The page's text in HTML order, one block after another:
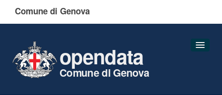
Comune di Genova
opendata
Comune di Genova